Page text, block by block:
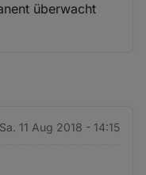
überwacht
Sa. 11 Aug 2018 - 14:15